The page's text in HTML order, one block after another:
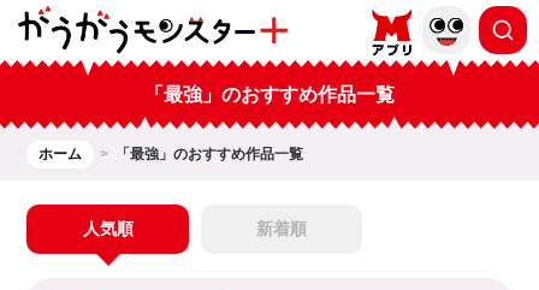
「最強」のおすすめ作品一覧
ホーム 「最強」のおすすめ作品一覧
人気順 新着順